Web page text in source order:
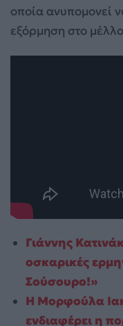
οποία ανυπομονεί
εξόρμηση στο
Γιάννης
οσκαρικές
Σούσουρο!»
Η Μορφούλα
ενδιαφέρει η